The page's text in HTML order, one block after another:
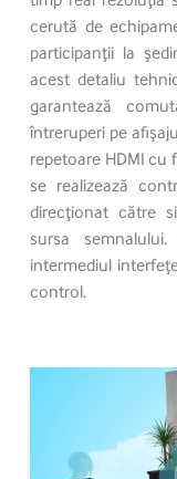
cerută de
participanţii la
acest detaliu
garantează
întreruperi pe
repetoare HDMI cu
se realizează
direcţionat către
sursa
intermediul
control.